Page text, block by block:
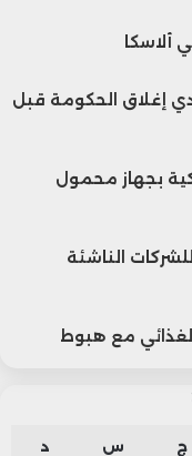
إغلاق الحكومة قبل
بجهاز محمول
الناشئة
الغذائي مع هبوط
ج س د